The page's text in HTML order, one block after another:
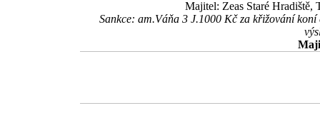
Majitel: Zeas Staré Hradiště,
Sankce: am.Váňa 3 J.1000 Kč za křižování